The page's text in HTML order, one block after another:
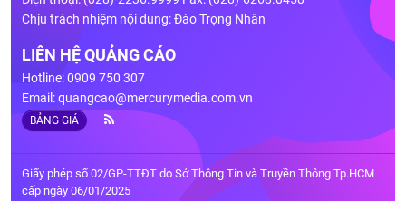
Chịu trách nhiệm nội dung: Đào Trọng Nhân
LIÊN HỆ QUẢNG CÁO
Hotline: 0909 750 307
Email:quangcao@mercurymedia.com.vn
BẢNG GIÁ
Giấy phép số 02/GP-TTĐT do Sở Thông Tin và Truyền Thông Tp.HCM
cấp ngày 06/01/2025